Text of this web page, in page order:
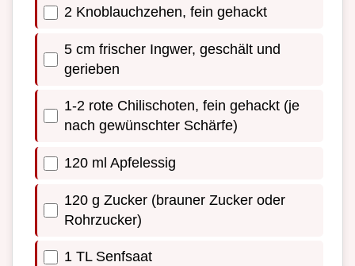
2 Knoblauchzehen, fein gehackt
5 cm frischer Ingwer, geschält und
gerieben
1-2 rote Chilischoten, fein gehackt (je
nach gewünschter Schärfe)
120 ml Apfelessig
120 g Zucker (brauner Zucker oder
Rohrzucker)
1 TL Senfsaat